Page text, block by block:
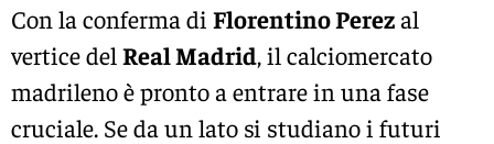
Con la conferma di Florentino Perezal
vertice del Real Madrid, il calciomercato
madrileno è pronto a entrare in una fase
cruciale. Se da un lato si studiano i futuri